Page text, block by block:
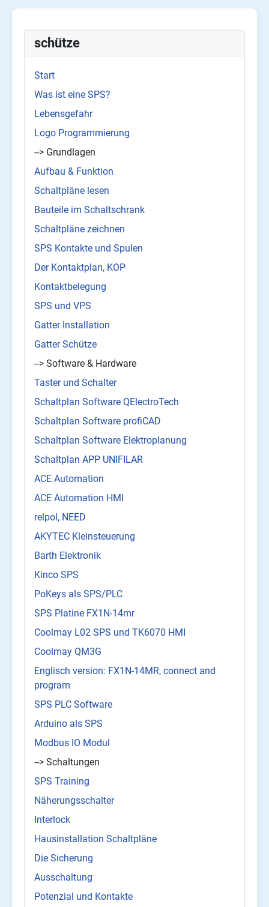
schütze
Start
Was ist eine SPS?
Lebensgefahr
Logo Programmierung
--> Grundlagen
Aufbau & Funktion
Schaltpläne lesen
Bauteile im Schaltschrank
Schaltpläne zeichnen
SPS Kontakte und Spulen
Der Kontaktplan, KOP
Kontaktbelegung
SPS und VPS
Gatter Installation
Gatter Schütze
--> Software & Hardware
Taster und Schalter
Schaltplan Software QElectroTech
Schaltplan Software profiCAD
Schaltplan Software Elektroplanung
Schaltplan APP UNIFILAR
ACE Automation
ACE Automation HMI
relpol, NEED
AKYTEC Kleinsteuerung
Barth Elektronik
Kinco SPS
PoKeys als SPS/PLC
SPS Platine FX1N-14mr
Coolmay L02 SPS und TK6070 HMI
Coolmay QM3G
Englisch version: FX1N-14MR, connect and
program
SPS PLC Software
Arduino als SPS
Modbus IO Modul
--> Schaltungen
SPS Training
Näherungsschalter
Interlock
Hausinstallation Schaltpläne
Die Sicherung
Ausschaltung
Potenzial und Kontakte